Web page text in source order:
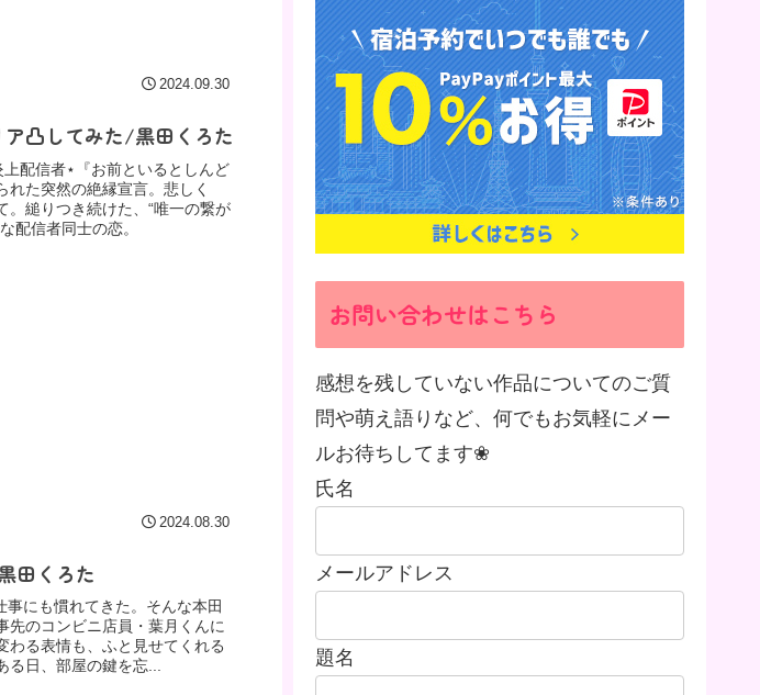
2024.09.30
ア凸してみた/黒田くろた
配信者⋆『お前といるとしんど
た突然の絶縁宣言。悲しく
。縋りつき続けた、“唯一の繋が
配信者同士の恋。
2024.08.30
田くろた
事にも慣れてきた。そんな本田
のコンビニ店員・葉月くんに
わる表情も、ふと見せてくれる
日、部屋の鍵を忘...
お問い合わせはこちら
感想を残していない作品についてのご質
問や萌え語りなど、何でもお気軽にメー
ルお待ちしてます❀
氏名
メールアドレス
題名